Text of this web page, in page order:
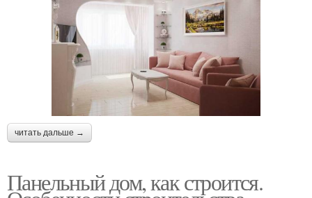
читать дальше →
Панельный дом, как строится.